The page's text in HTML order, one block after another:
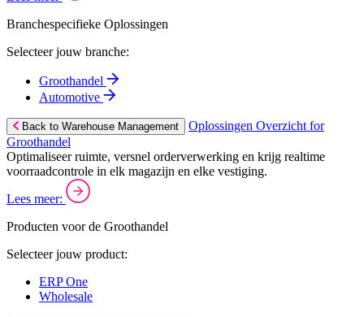
Branchespecifieke Oplossingen
Selecteer jouw branche:
Groothandel
Automotive
Back to Warehouse Management
Oplossingen Overzicht for
Groothandel
Optimaliseer ruimte, versnel orderverwerking en krijg realtime
voorraadcontrole in elk magazijn en elke vestiging.
Lees meer:
Producten voor de Groothandel
Selecteer jouw product:
ERP One
Wholesale